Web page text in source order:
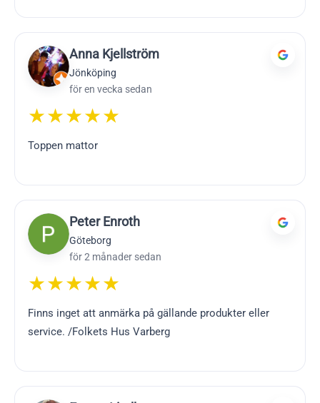
Anna Kjellström
Jönköping
för en vecka sedan
★★★★★
Toppen mattor
Peter Enroth
Göteborg
för 2 månader sedan
★★★★★
Finns inget att anmärka på gällande produkter eller
service. /Folkets Hus Varberg